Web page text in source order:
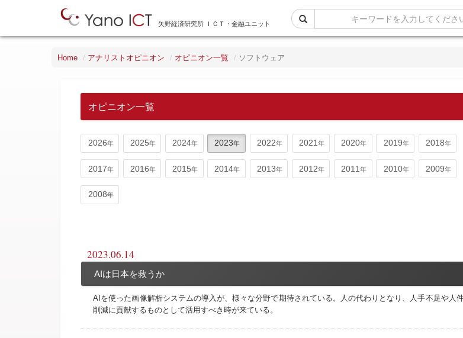
矢野経済研究所 ＩＣＴ・金融ユニット
Home アナリストオピニオン オピニオン一覧 ソフトウェア
オピニオン一覧
2026 2025 2024 2023 2022 2021 2020 2019 2018
2017 2016 2015 2014 2013 2012 2011 2010 2009
2008
2023.06.14
AIは日本を救うか
AIを使った画像解析システムの導入が、様々な分野で期待されている。人の代わりとなり、人手不足や人
削減に貢献するものとして活用すべき時が来ている。